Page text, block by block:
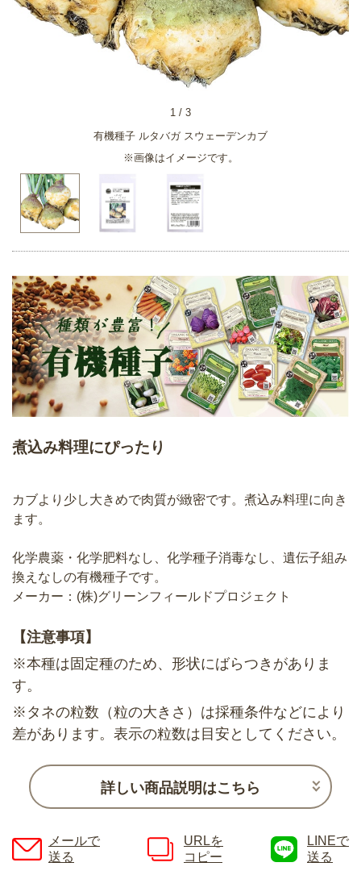
有機種子 ルタバガ スウェーデンカブ
※画像はイメージです。
1 / 3
煮込み料理にぴったり
カブより少し大きめで肉質が緻密です。煮込み料理に向き
ます。
化学農薬・化学肥料なし、化学種子消毒なし、遺伝子組み
換えなしの有機種子です。
メーカー：(株)グリーンフィールドプロジェクト
【注意事項】
※本種は固定種のため、形状にばらつきがありま
す。
※タネの粒数（粒の大きさ）は採種条件などにより
差があります。表示の粒数は目安としてください。
詳しい商品説明はこちら
メールで
送る
URLを
コピー
LINEで
送る